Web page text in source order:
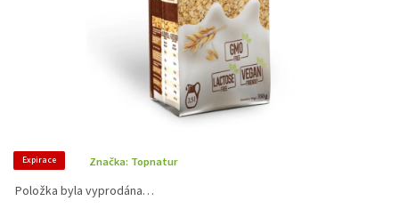
Expirace Značka: Topnatur
Položka byla vyprodána…